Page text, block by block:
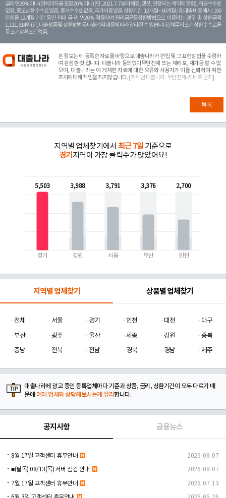
금리 연20% 이내 (연체이자율 포함 20% 이내) (단, 2021. 7. 7부터 체결, 갱신, 연장되는 계 약에 한함), 취급수수료
없음, 중도상환 수수료 없음, 중개수수료 없음, 추가비용 없음. 상환기간 : 12개월 ~ 60개월 / 총 대출 비용 예시 : 100
만원을 12개월 기간 동안 최대 금 리 연20% 적용하여 원리금균등상환방법으로 이용하는 경우 총 상환금액
1,111,614원 (단, 대출상품 및 상환방법 등 대출계약 내용에 따라 달라질 수 있습니다.) 채무의 조기 상환수수료율
등 조기상환조건 없음.
본 정보는에 등록한 자료를 바탕으로 대출나라가 편집 및 그 표현방법을 수정하
여 완성한 것 입니다. 대출나라 동의없이무단전재 또는 재배포, 재가공 할 수 없
으며, 대출나라는 에 게재한 자료에 대한 오류와 사용자가 이를 신뢰하여 취한
조치에대해 책임을 지지않습니다. [저작권 대출나라. 무단전재-재배포 금지]
목록
지역별 업체찾기에서 최근 7일 기준으로
경기 지역이 가장 클릭수가 많았어요!
5,503
경기
3,988
강원
3,791
서울
3,376
부산
2,700
인천
지역별 업체찾기 상품별 업체찾기
전체 서울 경기 인천 대전
대구
부산
광주 울산 세종 강원
충북
충남
전북 전남 경북 경남 제주
대출나라에 광고 중인 등록업체마다 기준과 상품, 금리, 상환기간이 모두 다르기 때
문에 여러 업체와 상담해보시는게 유리합니다.
공지사항 금융뉴스
8월 17일 고객센터 휴무안내 2026. 08. 07
■(필독) 08/13(목) 서버 점검 안내 2026. 08. 07
7월 17일 고객센터 휴무안내 2026. 07. 13